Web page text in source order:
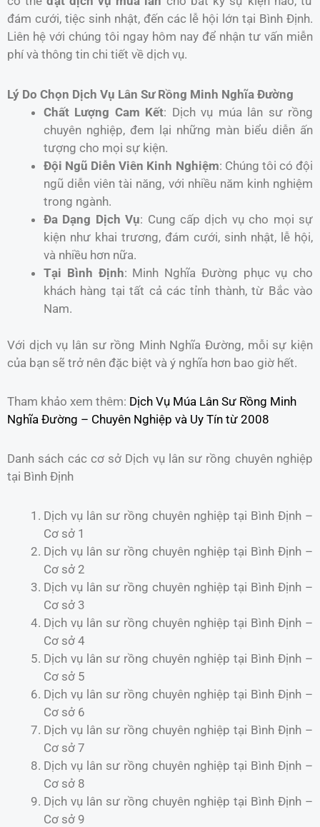
đám cưới, tiệc sinh nhật, đến các lễ hội lớn tại Bình Định.
Liên hệ với chúng tôi ngay hôm nay để nhận tư vấn miễn
phí và thông tin chi tiết về dịch vụ.
Lý Do Chọn Dịch Vụ Lân Sư Rồng Minh Nghĩa Đường
Chất Lượng Cam Kết: Dịch vụ múa lân sư rồng
chuyên nghiệp, đem lại những màn biểu diễn ấn
tượng cho mọi sự kiện.
Đội Ngũ Diễn Viên Kinh Nghiệm: Chúng tôi có đội
ngũ diễn viên tài năng, với nhiều năm kinh nghiệm
trong ngành.
Đa Dạng Dịch Vụ: Cung cấp dịch vụ cho mọi sự
kiện như khai trương, đám cưới, sinh nhật, lễ hội,
và nhiều hơn nữa.
Tại Bình Định: Minh Nghĩa Đường phục vụ cho
khách hàng tại tất cả các tỉnh thành, từ Bắc vào
Nam.
Với dịch vụ lân sư rồng Minh Nghĩa Đường, mỗi sự kiện
của bạn sẽ trở nên đặc biệt và ý nghĩa hơn bao giờ hết.
Tham khảo xem thêm: Dịch Vụ Múa Lân Sư Rồng Minh
Nghĩa Đường – Chuyên Nghiệp và Uy Tín từ 2008
Danh sách các cơ sở Dịch vụ lân sư rồng chuyên nghiệp
tại Bình Định
Dịch vụ lân sư rồng chuyên nghiệp tại Bình Định –
Cơ sở 1
Dịch vụ lân sư rồng chuyên nghiệp tại Bình Định –
Cơ sở 2
Dịch vụ lân sư rồng chuyên nghiệp tại Bình Định –
Cơ sở 3
Dịch vụ lân sư rồng chuyên nghiệp tại Bình Định –
Cơ sở 4
Dịch vụ lân sư rồng chuyên nghiệp tại Bình Định –
Cơ sở 5
Dịch vụ lân sư rồng chuyên nghiệp tại Bình Định –
Cơ sở 6
Dịch vụ lân sư rồng chuyên nghiệp tại Bình Định –
Cơ sở 7
Dịch vụ lân sư rồng chuyên nghiệp tại Bình Định –
Cơ sở 8
Dịch vụ lân sư rồng chuyên nghiệp tại Bình Định –
Cơ sở 9